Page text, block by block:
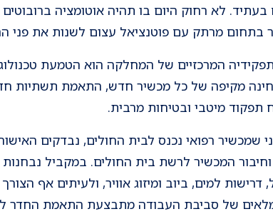
בעתיד. לא רחוק היום בו תהיה אוטומציה
בתחום מרתק עם פוטנציאל עצום לשנות את פני
המרכזיים של המחלקה הוא הטמעת
מקיפה של כל מכשיר חדש, התאמת תשתיות
תפקוד מיטבי ובטיחות מרבית.
שמכשיר רפואי נכנס לבית החולים, נבדקים
המכשיר לרשת בית החולים. במקביל
למים, ביוב ומיזוג אוויר, ולעיתים אף
מלאים של סביבת העבודה מתבצעת התאמת החדר